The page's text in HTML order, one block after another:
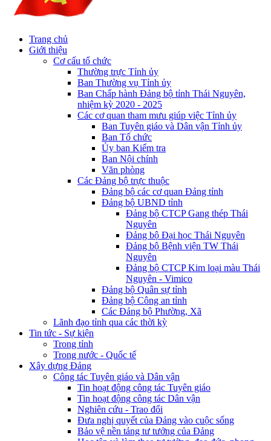
Trang chủ
Giới thiệu
Cơ cấu tổ chức
Thường trực Tỉnh ủy
Ban Thường vụ Tỉnh ủy
Ban Chấp hành Đảng bộ tỉnh Thái Nguyên,
nhiệm kỳ 2020 - 2025
Các cơ quan tham mưu giúp việc Tỉnh ủy
Ban Tuyên giáo và Dân vận Tỉnh ủy
Ban Tổ chức
Ủy ban Kiểm tra
Ban Nội chính
Văn phòng
Các Đảng bộ trực thuộc
Đảng bộ các cơ quan Đảng tỉnh
Đảng bộ UBND tỉnh
Đảng bộ CTCP Gang thép Thái
Nguyên
Đảng bộ Đại học Thái Nguyên
Đảng bộ Bệnh viện TW Thái
Nguyên
Đảng bộ CTCP Kim loại màu Thái
Nguyên - Vimico
Đảng bộ Quân sự tỉnh
Đảng bộ Công an tỉnh
Các Đảng bộ Phường, Xã
Lãnh đạo tỉnh qua các thời kỳ
Tin tức - Sự kiện
Trong tỉnh
Trong nước - Quốc tế
Xây dựng Đảng
Công tác Tuyên giáo và Dân vận
Tin hoạt động công tác Tuyên giáo
Tin hoạt động công tác Dân vận
Nghiên cứu - Trao đổi
Đưa nghị quyết của Đảng vào cuộc sống
Bảo vệ nền tảng tư tưởng của Đảng